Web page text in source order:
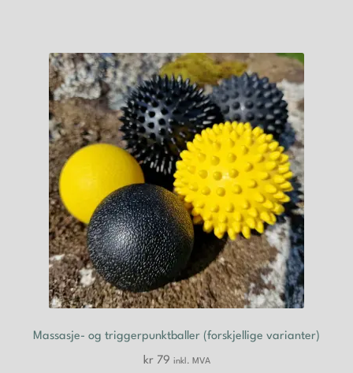
Massasje- og triggerpunktballer (forskjellige varianter)
kr79 inkl. MVA